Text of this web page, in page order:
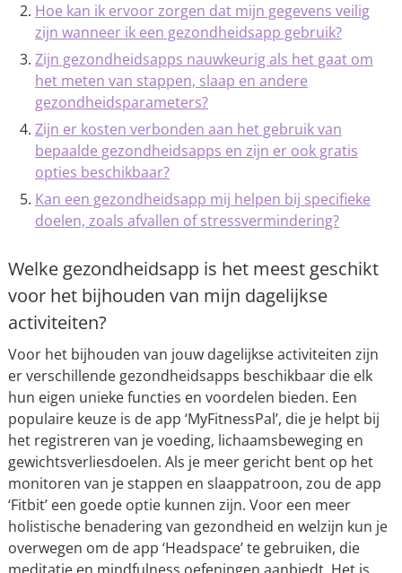
Hoe kan ik ervoor zorgen dat mijn gegevens veilig
zijn wanneer ik een gezondheidsapp gebruik?
Zijn gezondheidsapps nauwkeurig als het gaat om
het meten van stappen, slaap en andere
gezondheidsparameters?
Zijn er kosten verbonden aan het gebruik van
bepaalde gezondheidsapps en zijn er ook gratis
opties beschikbaar?
Kan een gezondheidsapp mij helpen bij specifieke
doelen, zoals afvallen of stressvermindering?
Welke gezondheidsapp is het meest geschikt
voor het bijhouden van mijn dagelijkse
activiteiten?
Voor het bijhouden van jouw dagelijkse activiteiten zijn
er verschillende gezondheidsapps beschikbaar die elk
hun eigen unieke functies en voordelen bieden. Een
populaire keuze is de app ‘MyFitnessPal’, die je helpt bij
het registreren van je voeding, lichaamsbeweging en
gewichtsverliesdoelen. Als je meer gericht bent op het
monitoren van je stappen en slaappatroon, zou de app
‘Fitbit’ een goede optie kunnen zijn. Voor een meer
holistische benadering van gezondheid en welzijn kun je
overwegen om de app ‘Headspace’ te gebruiken, die